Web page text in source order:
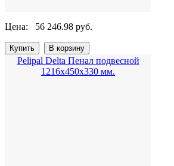
Цена: 56 246.98 руб.
Pelipal Delta Пенал подвесной
1216х450х330 мм.